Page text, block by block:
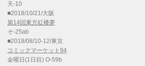
天-10
■2018/10/21/大阪
第14回東方紅楼夢
そ-25ab
■2018/08/10-12/東京
コミックマーケット94
金曜日(1日目) O-59b